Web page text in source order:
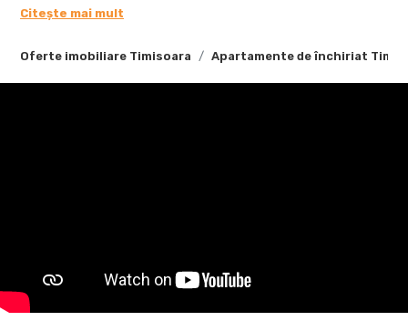
Oferte imobiliare Timisoara Apartamente de închiriat
geam pentru aerisire naturală. Se închiriază complet mobilat și
utilat, fiind pregătit pentru mutare imediată.
termen lung. Nu se acceptă animale de companie.
Apartamentul este disponibil începând cu data de 1 Iulie.
Vizionare online : https://youtu.be/sbEyCJF6azw?
Citește mai mult